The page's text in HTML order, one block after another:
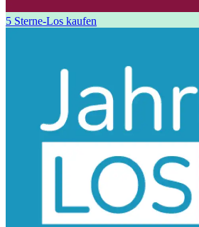
5 Sterne-Los kaufen